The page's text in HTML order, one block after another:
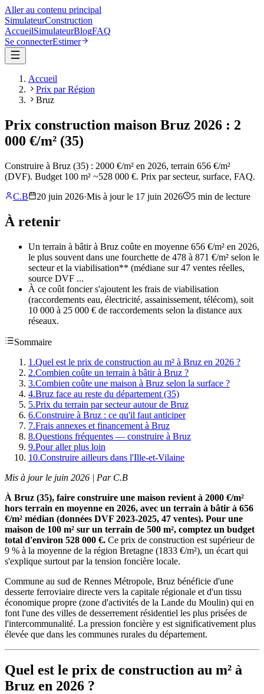
Aller au contenu principal
SimulateurConstruction
AccueilSimulateurBlogFAQ
Se connecterEstimer
Accueil
Prix par Région
Bruz
Prix construction maison Bruz 2026 : 2
000 €/m² (35)
Construire à Bruz (35) : 2000 €/m² en 2026, terrain 656 €/m²
(DVF). Budget 100 m² ~528 000 €. Prix par secteur, surface, FAQ.
C.B
20 juin 2026·Mis à jour le 17 juin 2026 5 min de lecture
À retenir
Un terrain à bâtir à Bruz coûte en moyenne 656 €/m² en 2026,
le plus souvent dans une fourchette de 478 à 871 €/m² selon le
secteur et la viabilisation** (médiane sur 47 ventes réelles,
source DVF ...
À ce coût foncier s'ajoutent les frais de viabilisation
(raccordements eau, électricité, assainissement, télécom), soit
10 000 à 25 000 € de raccordements selon la distance aux
réseaux.
Sommaire
1 .Quel est le prix de construction au m² à Bruz en 2026 ?
2.Combien coûte un terrain à bâtir à Bruz ?
3.Combien coûte une maison à Bruz selon la surface ?
4.Bruz face au reste du département (35)
5.Prix du terrain par secteur autour de Bruz
6.Construire à Bruz : ce qu'il faut anticiper
7.Frais annexes et financement à Bruz
8.Questions fréquentes — construire à Bruz
9.Pour aller plus loin
10.Construire ailleurs dans l'Ille-et-Vilaine
Mis à jour le juin 2026 | Par C.B
À Bruz (35), faire construire une maison revient à 2000 €/m²
hors terrain en moyenne en 2026, avec un terrain à bâtir à 656
€/m² médian (données DVF 2023-2025, 47 ventes). Pour une
maison de 100 m² sur un terrain de 500 m², comptez un budget
total d'environ 528 000 €. Ce prix de construction est supérieur de
9 % à la moyenne de la région Bretagne (1833 €/m²), un écart qui
s'explique surtout par la tension foncière locale.
Commune au sud de Rennes Métropole, Bruz bénéficie d'une
desserte ferroviaire directe vers la capitale régionale et d'un tissu
économique propre (zone d'activités de la Lande du Moulin) qui en
font l'une des villes de desserrement résidentiel les plus prisées de
l'intercommunalité. La pression foncière y est significativement plus
élevée que dans les communes rurales du département.
Quel est le prix de construction au m² à
Bruz en 2026 ?